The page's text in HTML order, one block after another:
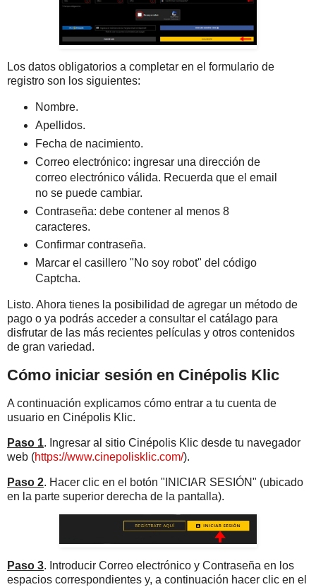
Los datos obligatorios a completar en el formulario de
registro son los siguientes:
Nombre.
Apellidos.
Fecha de nacimiento.
Correo electrónico: ingresar una dirección de
correo electrónico válida. Recuerda que el email
no se puede cambiar.
Contraseña: debe contener al menos 8
caracteres.
Confirmar contraseña.
Marcar el casillero "No soy robot" del código
Captcha.
Listo. Ahora tienes la posibilidad de agregar un método de
pago o ya podrás acceder a consultar el catálago para
disfrutar de las más recientes películas y otros contenidos
de gran variedad.
Cómo iniciar sesión en Cinépolis Klic
A continuación explicamos cómo entrar a tu cuenta de
usuario en Cinépolis Klic.
Paso 1. Ingresar al sitio Cinépolis Klic desde tu navegador
web (https://www.cinepolisklic.com/).
Paso 2. Hacer clic en el botón "INICIAR SESIÓN" (ubicado
en la parte superior derecha de la pantalla).
Paso 3. Introducir Correo electrónico y Contraseña en los
espacios correspondientes y, a continuación hacer clic en el